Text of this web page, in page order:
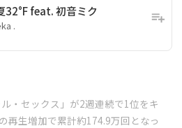
32°F feat. 初音ミク
.
・セックス」が2週連続で1位をキ
再生増加で累計約174.9万回となっ